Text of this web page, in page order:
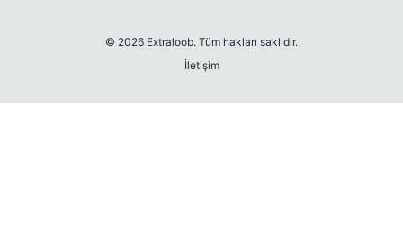
© 2026 Extraloob. Tüm hakları saklıdır.
İletişim